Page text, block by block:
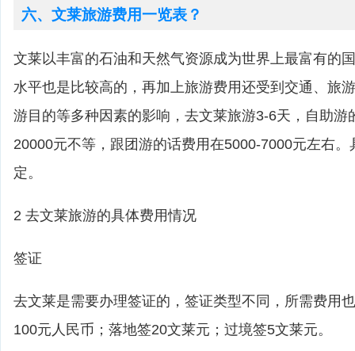
六、文莱旅游费用一览表？
文莱以丰富的石油和天然气资源成为世界上最富有的
水平也是比较高的，再加上旅游费用还受到交通、旅
游目的等多种因素的影响，去文莱旅游3-6天，自助游
20000元不等，跟团游的话费用在5000-7000元左右
定。
2 去文莱旅游的具体费用情况
签证
去文莱是需要办理签证的，签证类型不同，所需费用
100元人民币；落地签20文莱元；过境签5文莱元。